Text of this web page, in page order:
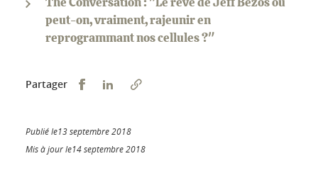
peut-on, vraiment, rajeunir en
reprogrammant nos cellules ?"
Partager Partager sur Facebook
Partager sur LinkedIn
Publié le13 septembre 2018
Mis à jour le14 septembre 2018